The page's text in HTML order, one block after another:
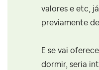
valores e etc,
previamente
E se vai
dormir, seria